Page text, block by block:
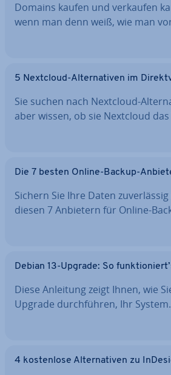
Domains kaufen und verkaufen
wenn man denn weiß, wie man
5 Nextcloud-Al­ter­na­ti­ven im
Sie suchen nach Nextcloud-
aber wissen, ob sie Nextcloud
Die 7 besten Online-Backup-
Sichern Sie Ihre Daten
diesen 7 Anbietern für Online-
Debian 13-Upgrade: So
Diese Anleitung zeigt Ihnen, wie
Upgrade durch­füh­ren, Ihr
4 kos­ten­lo­se Al­ter­na­ti­ven zu